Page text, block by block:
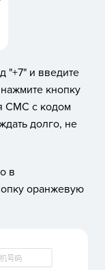
"+7" и введите
кнопку
СМС с кодом
долго, не
в
оранжевую